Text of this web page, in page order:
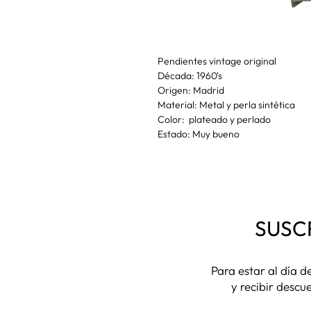
Pendientes vintage original
Década: 1960's
Origen: Madrid
Material: Metal y perla sintética
Color: plateado y perlado
Estado: Muy bueno
Para estar al día
y recibir